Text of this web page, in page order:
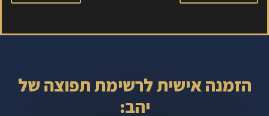
הזמנה אישית לרשימת תפוצה של
יהב: